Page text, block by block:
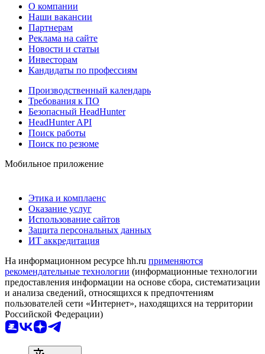
О компании
Наши вакансии
Партнерам
Реклама на сайте
Новости и статьи
Инвесторам
Кандидаты по профессиям
Производственный календарь
Требования к ПО
Безопасный HeadHunter
HeadHunter API
Поиск работы
Поиск по резюме
Мобильное приложение
Этика и комплаенс
Оказание услуг
Использование сайтов
Защита персональных данных
ИТ аккредитация
На информационном ресурсе hh.ru применяются
рекомендательные технологии (информационные технологии
предоставления информации на основе сбора, систематизации
и анализа сведений, относящихся к предпочтениям
пользователей сети «Интернет», находящихся на территории
Российской Федерации)